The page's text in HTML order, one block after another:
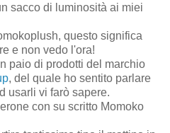
sacco di luminosità ai miei
questo significa
e non vedo l'ora!
paio di prodotti del marchio
, del quale ho sentito parlare
usarli vi farò sapere.
con su scritto Momoko